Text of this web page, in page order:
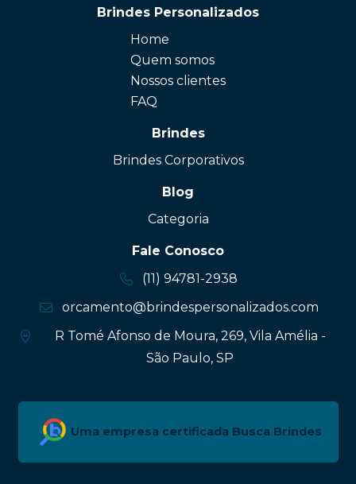
Brindes Personalizados
Home
Quem somos
Nossos clientes
FAQ
Brindes
Brindes Corporativos
Blog
Categoria
Fale Conosco
(11) 94781-2938
orcamento@brindespersonalizados.com
R Tomé Afonso de Moura, 269, Vila Amélia -
São Paulo, SP
Uma empresa certificada Busca Brindes